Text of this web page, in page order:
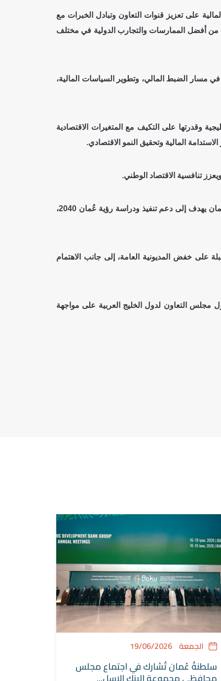
على تعزيز قنوات التعاون وتبادل الخبرات مع
من أفضل الممارسات والتجارب الدولية في مختلف
مسار الضبط المالي، وتطوير السياسات المالية،
وقدرتها على التكيف مع المتغيرات الاقتصادية
المالية وتحقيق النمو الاقتصادي.
تنافسية الاقتصاد الوطني.
وأوضحت ويندي ويرنر مديرة مكتب مجموعة البنك الدولي في سلطنة عُمان أن فريق مجموعة البنك الدولي في سلطنة عُمان يهدف إلى دعم تنفيذ ودراسة رؤية عُمان 2040،
على خفض المديونية العامة، إلى جانب الاهتمام
مجلس التعاون لدول الخليج العربية على مواجهة
الجمعة 19/06/2026
سلطنةُ عُمان تُشارك في اجتماع مجلس